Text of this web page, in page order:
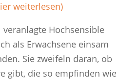
weiterlesen)
Hochsensible
als Erwachsene einsam
Sie zweifeln daran, ob
gibt, die so empfinden wie